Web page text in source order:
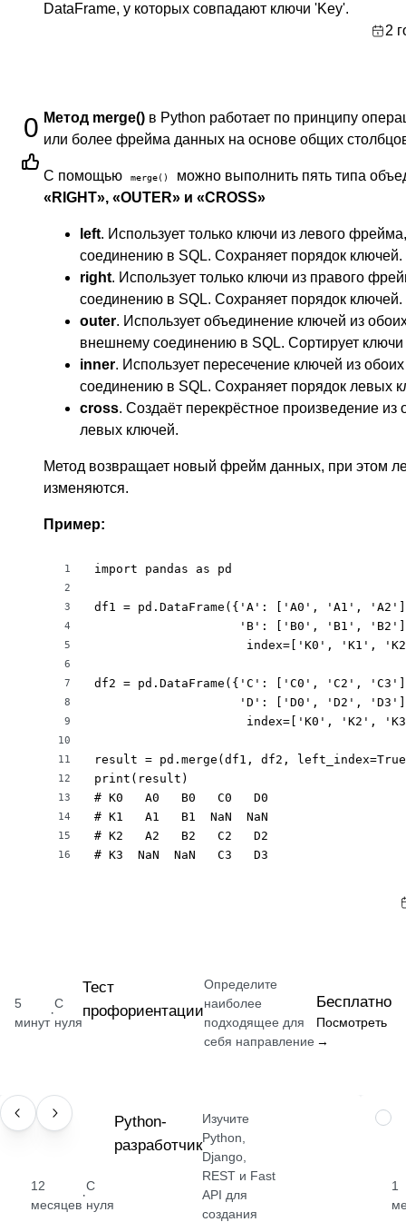
DataFrame, у которых совпадают ключи 'Key'.
2
0 Метод merge() в Python работает по принципу
или более фрейма данных на основе общих
С помощью merge()
можно выполнить пять типа
«RIGHT», «OUTER» и «CROSS»
left. Использует только ключи из левого
соединению в SQL. Сохраняет порядок ключей.
right. Использует только ключи из правого
соединению в SQL. Сохраняет порядок ключей.
outer. Использует объединение ключей из
внешнему соединению в SQL. Сортирует ключи
inner. Использует пересечение ключей из
соединению в SQL. Сохраняет порядок левых
cross. Создаёт перекрёстное произведение
левых ключей.
Метод возвращает новый фрейм данных, при этом
изменяются.
Пример:
1
2
3
4
5
6
7
8
9
10
11
12
13
14
15
16
import pandas as pd
df1 = pd.DataFrame({'A': ['A0', 'A1',
'B': ['B0', 'B1',
index=['K0', 'K1',
df2 = pd.DataFrame({'C': ['C0', 'C2',
'D': ['D0', 'D2',
index=['K0', 'K2',
result = pd.merge(df1, df2,
print(result)
# K0   A0   B0   C0   D0
# K1   A1   B1  NaN  NaN
# K2   A2   B2   C2   D2
# K3  NaN  NaN   C3   D3
5
минут
·
С
нуля
Тест
профориентации
Определите
наиболее
подходящее для
себя направление
Бесплатно
Посмотреть
→
ПРОФЕССИЯ
12
месяцев
·
С
нуля
Python-
разработчик
Изучите
Python,
Django,
REST и Fast
API для
создания
1